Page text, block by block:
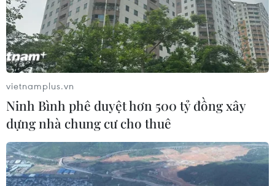
vietnamplus.vn
Ninh Bình phê duyệt hơn 500 tỷ đồng xây
dựng nhà chung cư cho thuê